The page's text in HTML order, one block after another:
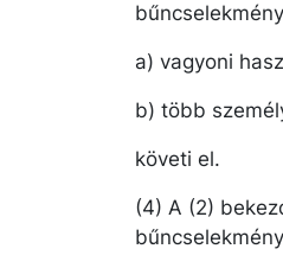
a) vagyoni
b) több
követi el.
(4) A (2)